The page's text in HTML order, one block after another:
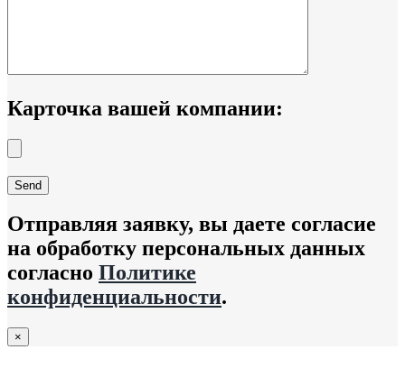
Карточка вашей компании:
Отправляя заявку, вы даете согласие
на обработку персональных данных
согласно Политике
конфиденциальности.
×